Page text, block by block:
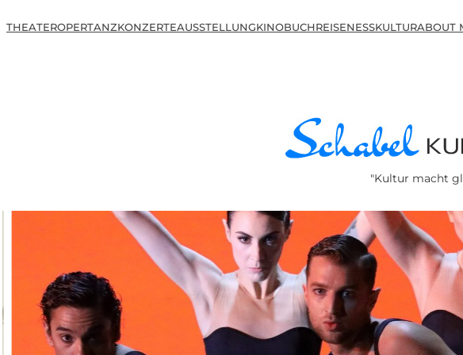
THEATEROPERTANZKONZERTEAUSSTELLUNGKINOBUCHREISENESSKULTURABOUT
"Kultur macht